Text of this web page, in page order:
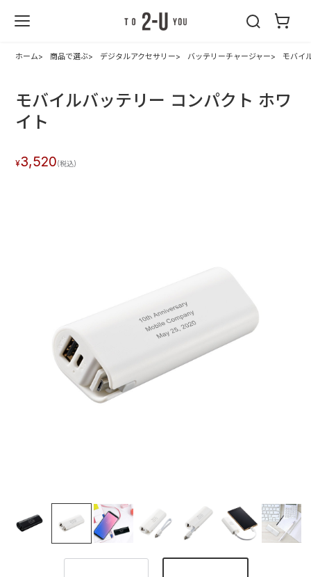
ホーム 商品で選ぶ デジタルアクセサリー バッテリーチャージャー モバイ
モバイルバッテリー コンパクト ホワ
イト
3,520